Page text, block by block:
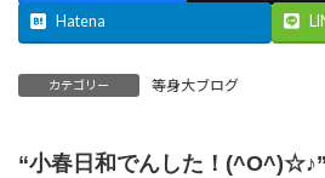
Hatena
カテゴリー 等身大ブログ
“小春日和でんした！(^O^)☆♪